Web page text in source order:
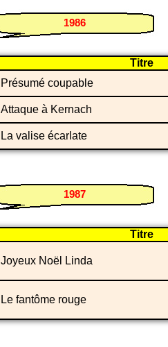
1986
Titre
Présumé coupable
Attaque à Kernach
La valise écarlate
1987
Titre
Joyeux Noël Linda
Le fantôme rouge